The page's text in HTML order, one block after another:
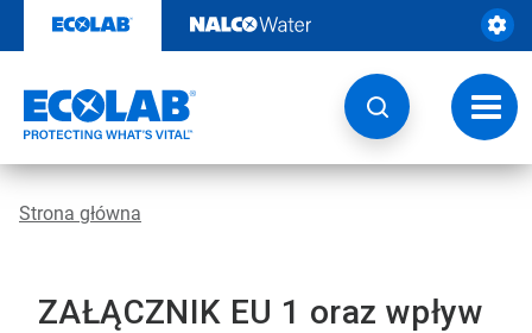
zawartości
Strona główna
ZAŁĄCZNIK EU 1 oraz wpływ